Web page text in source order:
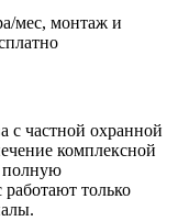
мес, монтаж и
с частной охранной
комплексной
полную
только